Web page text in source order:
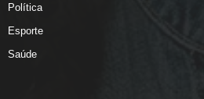
Política
Esporte
Saúde